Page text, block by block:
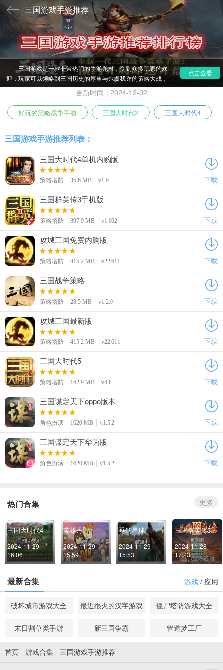
三国游戏手游推荐
三国游戏是一款非常热门的手游题材，受到众多玩家的欢
迎，玩家可以领略到三国历史的厚重与尔虞我诈的策略大战，
小编带来了三国游戏手游推荐大全，包括三国谋定天下等热门
手游，如果你是三国历史的爱好者，不妨下载体验一番，定不
会让你们失望。
点击查看
更新时间：2024-12-02
好玩的策略战争手游 三国大时代2 三国大时代4
三国游戏手游推荐列表：
三国大时代4单机内购版
策略塔防 35.6 MB v1.9 下载
三国群英传3手机版
策略塔防 397.9 MB v1.002 下载
攻城三国免费内购版
策略塔防 415.2 MB v22.611 下载
三国战争策略
策略塔防 28.5 MB v1.2.0 下载
攻城三国最新版
策略塔防 415.2 MB v22.611 下载
三国大时代5
策略塔防 162.9 MB v4.6 下载
三国谋定天下oppo版本
角色扮演 1620 MB v1.5.2 下载
三国谋定天下华为版
角色扮演 1620 MB v1.5.2 下载
热门合集 更多
三国大时代4
2024-11-29
16:06
英雄丹
2024-11-29
15:59
垂钓星球
2024-11-29
15:53
三国群英传3
2024-11-28
17:23
最新合集 游戏 / 应用
破坏城市游戏大全 最近很火的汉字游戏 僵尸塔防游戏大全
末日割草类手游 新三国争霸 管道梦工厂
首页 - 游戏合集 - 三国游戏手游推荐